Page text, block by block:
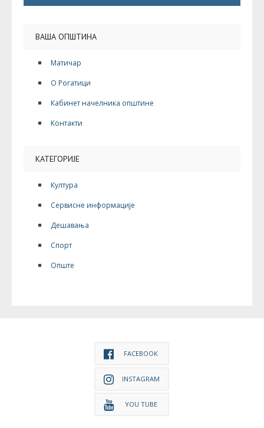
ВАША ОПШТИНА
Матичар
О Рогатици
Кабинет начелника општине
Контакти
КАТЕГОРИЈЕ
Култура
Сервисне информације
Дешавања
Спорт
Опште
FACEBOOK
INSTAGRAM
YOU TUBE